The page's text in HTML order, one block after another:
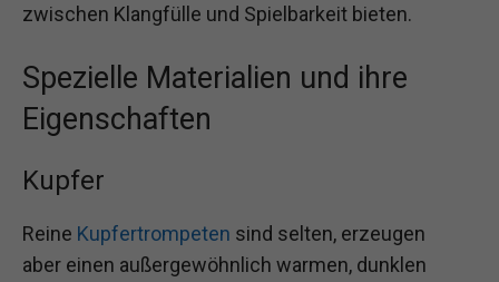
zwischen Klangfülle und Spielbarkeit bieten.
Spezielle Materialien und ihre
Eigenschaften
Kupfer
Reine Kupfertrompeten sind selten, erzeugen
aber einen außergewöhnlich warmen, dunklen